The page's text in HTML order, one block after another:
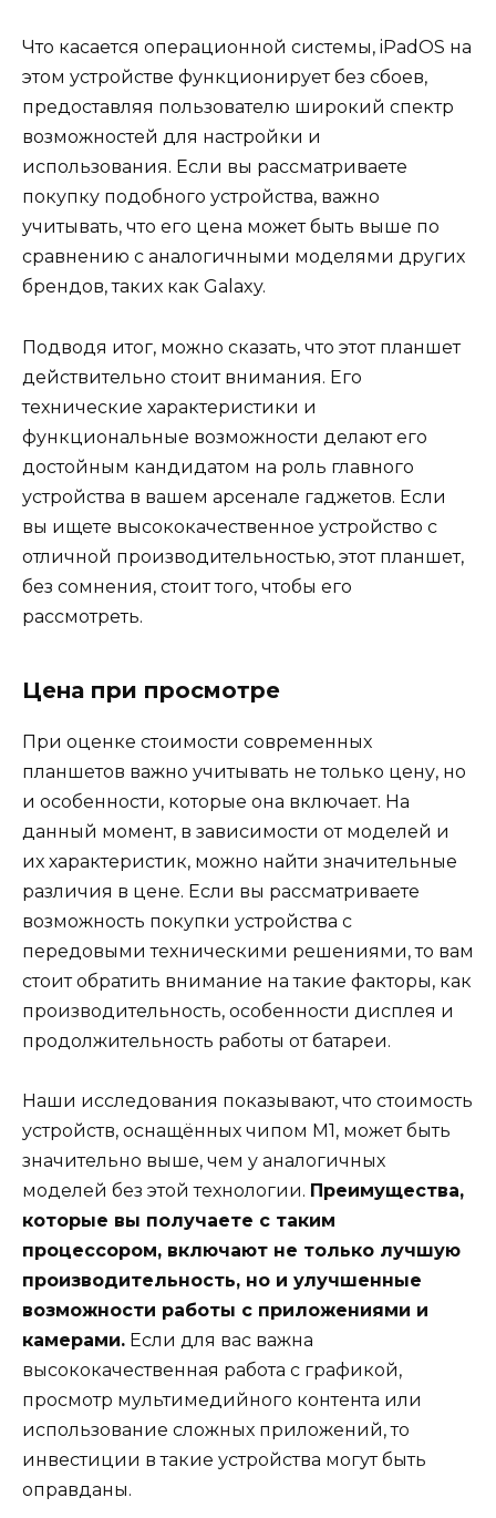
Что касается операционной системы, iPadOS на
этом устройстве функционирует без сбоев,
предоставляя пользователю широкий спектр
возможностей для настройки и
использования. Если вы рассматриваете
покупку подобного устройства, важно
учитывать, что его цена может быть выше по
сравнению с аналогичными моделями других
брендов, таких как Galaxy.
Подводя итог, можно сказать, что этот планшет
действительно стоит внимания. Его
технические характеристики и
функциональные возможности делают его
достойным кандидатом на роль главного
устройства в вашем арсенале гаджетов. Если
вы ищете высококачественное устройство с
отличной производительностью, этот планшет,
без сомнения, стоит того, чтобы его
рассмотреть.
Цена при просмотре
При оценке стоимости современных
планшетов важно учитывать не только цену, но
и особенности, которые она включает. На
данный момент, в зависимости от моделей и
их характеристик, можно найти значительные
различия в цене. Если вы рассматриваете
возможность покупки устройства с
передовыми техническими решениями, то вам
стоит обратить внимание на такие факторы, как
производительность, особенности дисплея и
продолжительность работы от батареи.
Наши исследования показывают, что стоимость
устройств, оснащённых чипом M1, может быть
значительно выше, чем у аналогичных
моделей без этой технологии. Преимущества,
которые вы получаете с таким
процессором, включают не только лучшую
производительность, но и улучшенные
возможности работы с приложениями и
камерами. Если для вас важна
высококачественная работа с графикой,
просмотр мультимедийного контента или
использование сложных приложений, то
инвестиции в такие устройства могут быть
оправданы.